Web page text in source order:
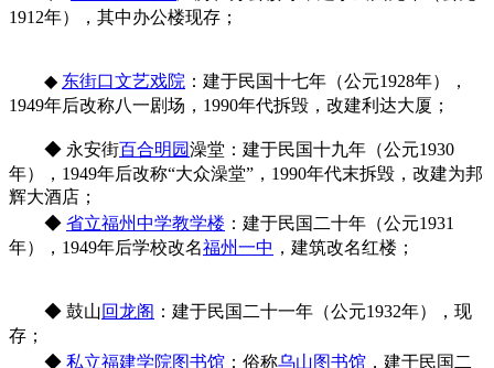
1912年），其中办公楼现存；
◆ 东街口文艺戏院 ：建于民国十七年（公元1928年），
1949年后改称八一剧场，1990年代拆毁，改建利达大厦；
◆ 永安街百合明园澡堂：建于民国十九年（公元1930
年），1949年后改称“大众澡堂”，1990年代末拆毁，改建为邦
辉大酒店；
◆ 省立福州中学教学楼 ：建于民国二十年（公元1931
年），1949年后学校改名福州一中 ，建筑改名红楼 ；
◆ 鼓山回龙阁 ：建于民国二十一年（公元1932年），现
存；
◆ 私立福建学院图书馆 ： 俗称乌山图书馆 ， 建于民国二